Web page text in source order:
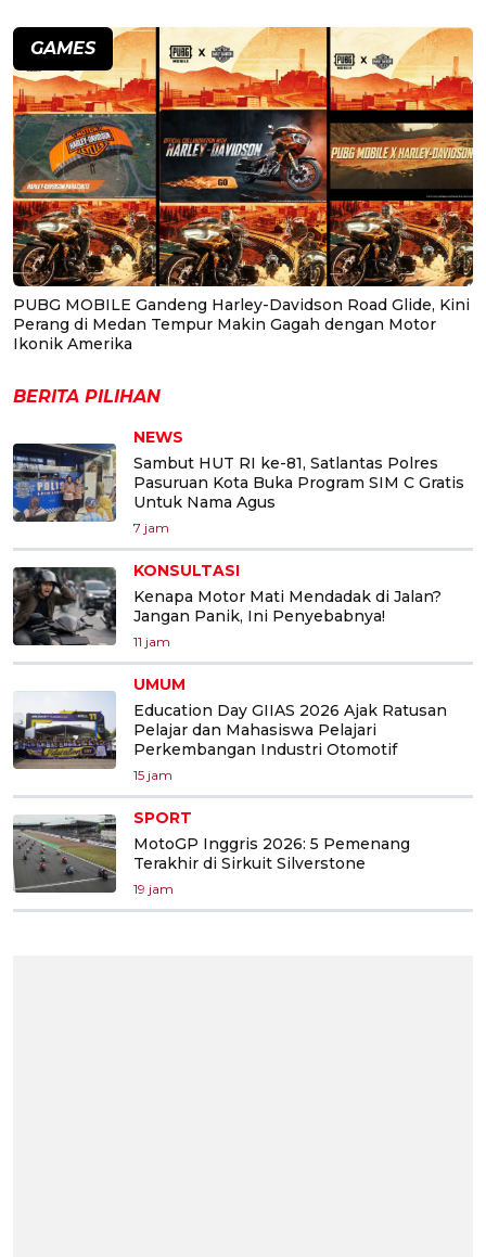
GAMES
PUBG MOBILE Gandeng Harley-Davidson Road Glide, Kini
Perang di Medan Tempur Makin Gagah dengan Motor
Ikonik Amerika
BERITA PILIHAN
NEWS
Sambut HUT RI ke-81, Satlantas Polres
Pasuruan Kota Buka Program SIM C Gratis
Untuk Nama Agus
7 jam
KONSULTASI
Kenapa Motor Mati Mendadak di Jalan?
Jangan Panik, Ini Penyebabnya!
11 jam
UMUM
Education Day GIIAS 2026 Ajak Ratusan
Pelajar dan Mahasiswa Pelajari
Perkembangan Industri Otomotif
15 jam
SPORT
MotoGP Inggris 2026: 5 Pemenang
Terakhir di Sirkuit Silverstone
19 jam